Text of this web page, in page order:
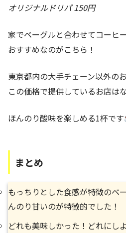
オリジナルドリパ 150円
家でベーグルと合わせてコーヒ
おすすめなのがこちら！
東京都内の大手チェーン以外の
この価格で提供しているお店は
ほんのり酸味を楽しめる1杯です
まとめ
もっちりとした食感が特徴のベ
んのり甘いのが特徴的でした！
どれも美味しかった！どれにし